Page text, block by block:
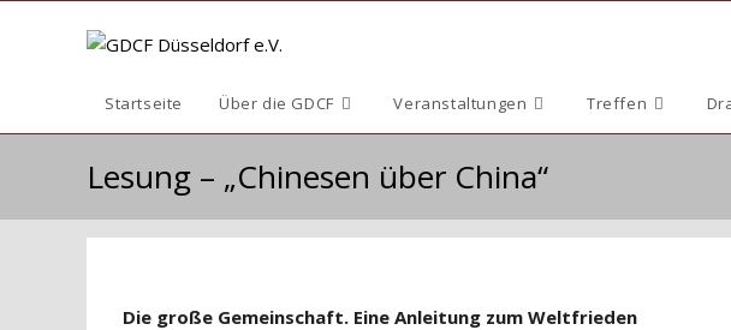
Startseite Über die GDCF Veranstaltungen Treffen
Lesung – „Chinesen über China“
Die große Gemeinschaft. Eine Anleitung zum Weltfrieden